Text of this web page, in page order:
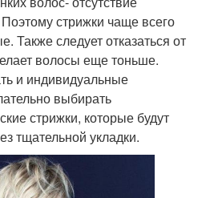
стрижки чаще всего
Также следует отказаться от
волосы еще тоньше.
и индивидуальные
выбирать
стрижки, которые будут
тщательной укладки.